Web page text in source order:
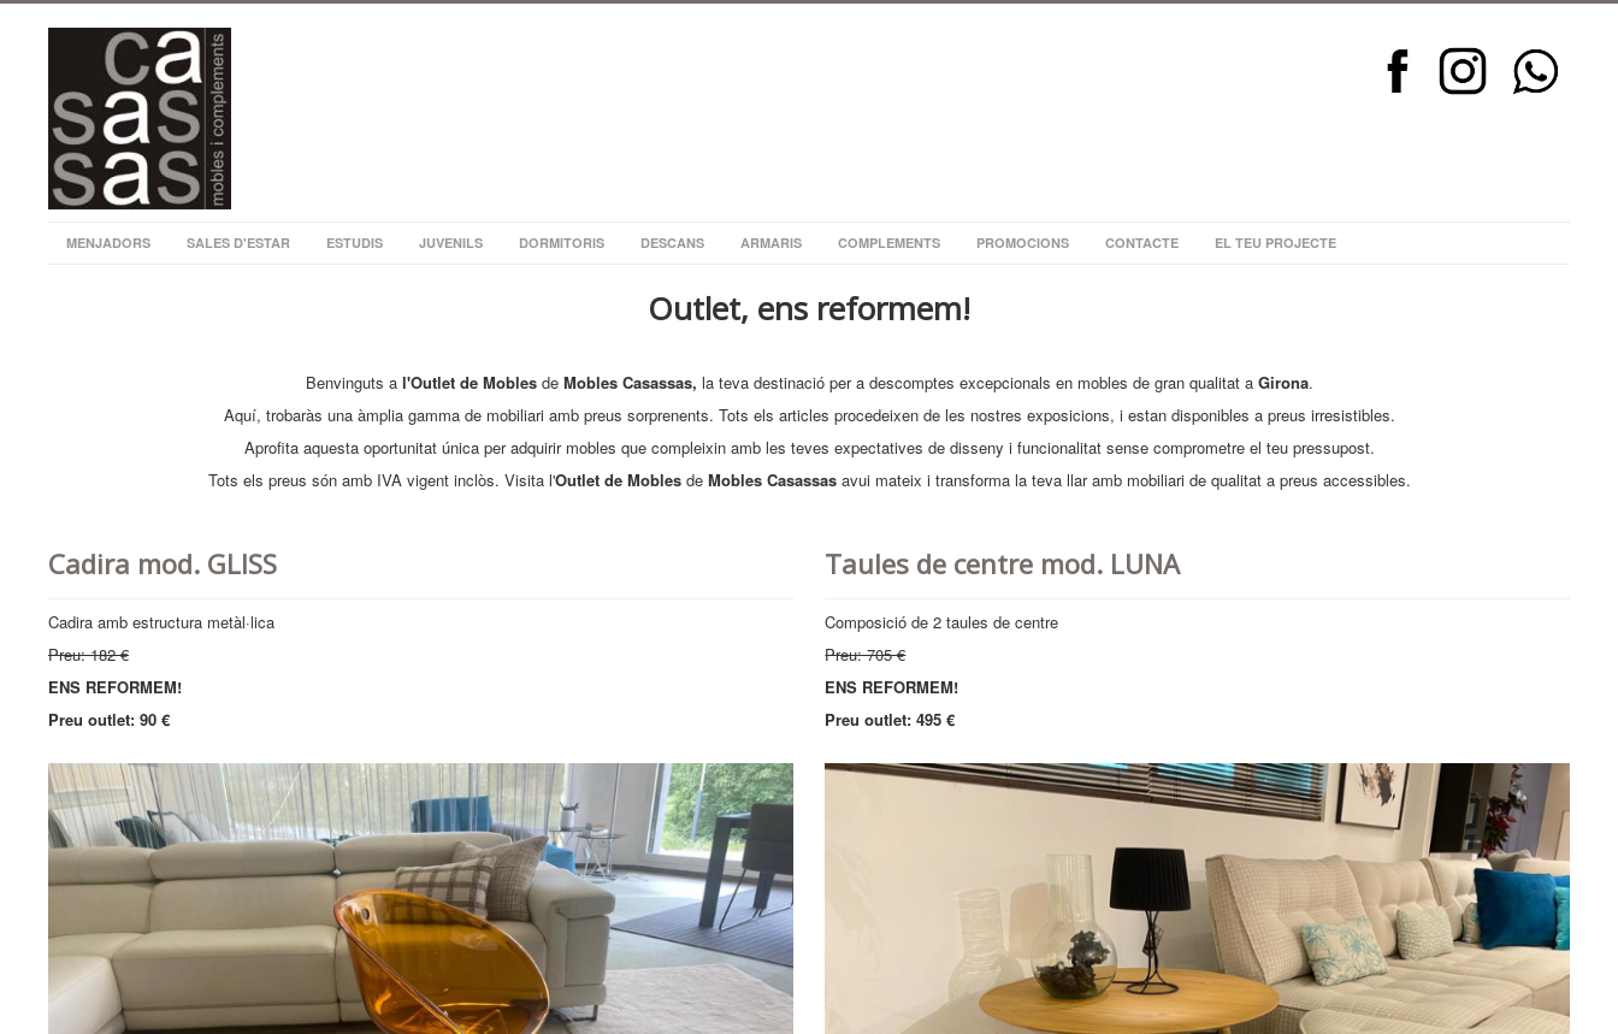
MENJADORS SALES D'ESTAR ESTUDIS JUVENILS DORMITORIS DESCANS ARMARIS COMPLEMENTS PROMOCIONS CONTACTE EL TEU PROJECTE
Outlet, ens reformem!
Benvinguts a l'Outlet de Moblesde Mobles Casassas, la teva destinació per a descomptes excepcionals en mobles de gran qualitat a Girona.
Aquí, trobaràs una àmplia gamma de mobiliari amb preus sorprenents. Tots els articles procedeixen de les nostres exposicions, i estan disponibles a preus irresistibles.
Aprofita aquesta oportunitat única per adquirir mobles que compleixin amb les teves expectatives de disseny i funcionalitat sense comprometre el teu pressupost.
Tots els preus són amb IVA vigent inclòs. Visita l'Outlet de Moblesde Mobles Casassasavui mateix i transforma la teva llar amb mobiliari de qualitat a preus accessibles.
Cadira mod. GLISS
Cadira amb estructura metàl·lica
Preu: 182 €
ENS REFORMEM!
Preu outlet: 90 €
Taules de centre mod. LUNA
Composició de 2 taules de centre
Preu: 705 €
ENS REFORMEM!
Preu outlet: 495 €